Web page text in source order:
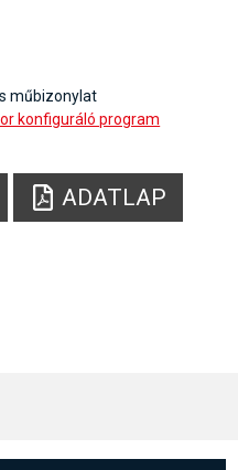
műbizonylat
konfiguráló program
ADATLAP